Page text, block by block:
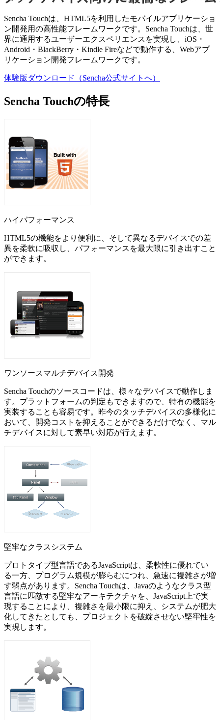
Sencha Touchは、HTML5を利用したモバイルアプリケーショ
ン開発用の高性能フレームワークです。Sencha Touchは、世
界に通用するユーザーエクスペリエンスを実現し、iOS・
Android・BlackBerry・Kindle Fireなどで動作する、Webアプ
リケーション開発フレームワークです。
体験版ダウンロード（Sencha公式サイトへ）
Sencha Touchの特長
ハイパフォーマンス
HTML5の機能をより便利に、そして異なるデバイスでの差
異を柔軟に吸収し、パフォーマンスを最大限に引き出すこと
ができます。
ワンソースマルチデバイス開発
Sencha Touchのソースコードは、様々なデバイスで動作しま
す。プラットフォームの判定もできますので、特有の機能を
実装することも容易です。昨今のタッチデバイスの多様化に
おいて、開発コストを抑えることができるだけでなく、マル
チデバイスに対して素早い対応が行えます。
堅牢なクラスシステム
プロトタイプ型言語であるJavaScriptは、柔軟性に優れてい
る一方、プログラム規模が膨らむにつれ、急速に複雑さが増
す弱点があります。Sencha Touchは、Javaのようなクラス型
言語に匹敵する堅牢なアーキテクチャを、JavaScript上で実
現することにより、複雑さを最小限に抑え、システムが肥大
化してきたとしても、プロジェクトを破綻させない堅牢性を
実現します。